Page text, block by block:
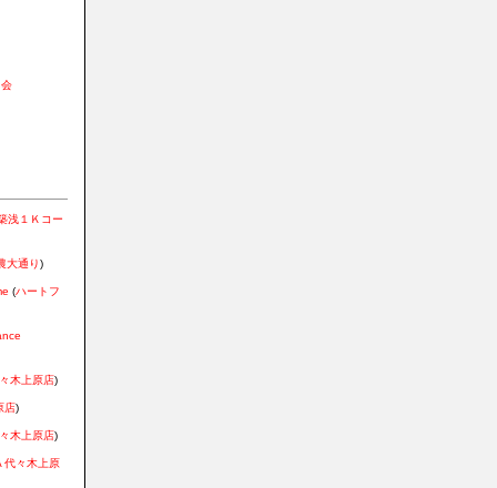
浅１Ｋコー
大通り)
(ハートフ
木上原店)
店)
木上原店)
代々木上原